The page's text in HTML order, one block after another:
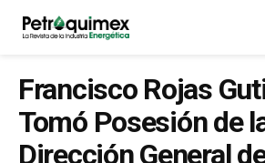
Francisco Rojas
Tomó Posesión de
Dirección General